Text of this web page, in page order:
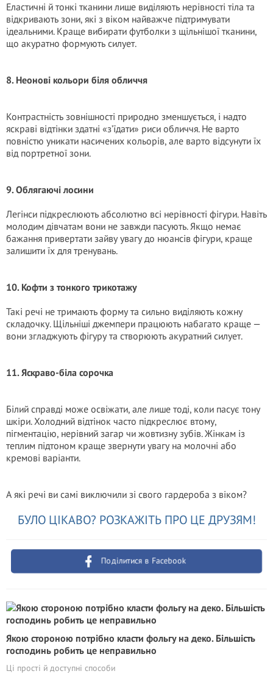
Еластичні й тонкі тканини лише виділяють нерівності тіла та
відкривають зони, які з віком найважче підтримувати
ідеальними. Краще вибирати футболки з щільнішої тканини,
що акуратно формують силует.
8. Неонові кольори біля обличчя
Контрастність зовнішності природно зменшується, і надто
яскраві відтінки здатні «з’їдати» риси обличчя. Не варто
повністю уникати насичених кольорів, але варто відсунути їх
від портретної зони.
9. Облягаючі лосини
Легінси підкреслюють абсолютно всі нерівності фігури. Навіть
молодим дівчатам вони не завжди пасують. Якщо немає
бажання привертати зайву увагу до нюансів фігури, краще
залишити їх для тренувань.
10. Кофти з тонкого трикотажу
Такі речі не тримають форму та сильно виділяють кожну
складочку. Щільніші джемпери працюють набагато краще —
вони згладжують фігуру та створюють акуратний силует.
11. Яскраво-біла сорочка
Білий справді може освіжати, але лише тоді, коли пасує тону
шкіри. Холодний відтінок часто підкреслює втому,
пігментацію, нерівний загар чи жовтизну зубів. Жінкам із
теплим підтоном краще звернути увагу на молочні або
кремові варіанти.
А які речі ви самі виключили зі свого гардероба з віком?
БУЛО ЦІКАВО? РОЗКАЖІТЬ ПРО ЦЕ ДРУЗЯМ!
Поділитися в Facebook
Якою стороною потрібно класти фольгу на деко. Більшість
господинь робить це неправильно
Ці прості й доступні способи